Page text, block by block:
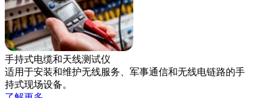
手持式电缆和天线测试仪
适用于安装和维护无线服务、军事通信和无线电链路的手
持式现场设备。